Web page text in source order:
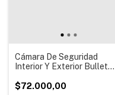
Cámara De Seguridad
Interior Y Exterior Bullet
$72.000,00